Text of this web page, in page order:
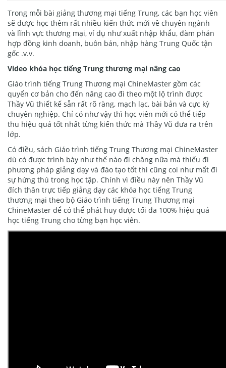
Trong mỗi bài giảng thương mại tiếng Trung, các bạn học viên
sẽ được học thêm rất nhiều kiến thức mới về chuyên ngành
và lĩnh vực thương mại, ví dụ như xuất nhập khẩu, đàm phán
hợp đồng kinh doanh, buôn bán, nhập hàng Trung Quốc tận
gốc .v.v.
Video khóa học tiếng Trung thương mại nâng cao
Giáo trình tiếng Trung Thương mại ChineMaster gồm các
quyển cơ bản cho đến nâng cao đi theo một lộ trình được
Thầy Vũ thiết kế sẵn rất rõ ràng, mạch lạc, bài bản và cực kỳ
chuyên nghiệp. Chỉ có như vậy thì học viên mới có thể tiếp
thu hiệu quả tốt nhất từng kiến thức mà Thầy Vũ đưa ra trên
lớp.
Có điều, sách Giáo trình tiếng Trung Thương mại ChineMaster
dù có được trình bày như thế nào đi chăng nữa mà thiếu đi
phương pháp giảng dạy và đào tạo tốt thì cũng coi như mất đi
sự hứng thú trong học tập. Chính vì điều này nên Thầy Vũ
đích thân trực tiếp giảng dạy các khóa học tiếng Trung
thương mại theo bộ Giáo trình tiếng Trung Thương mại
ChineMaster để có thể phát huy được tối đa 100% hiệu quả
học tiếng Trung cho từng bạn học viên.